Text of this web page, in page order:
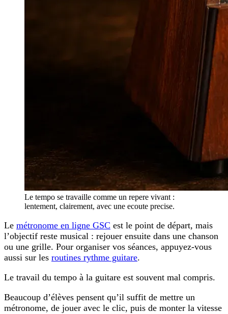
Le tempo se travaille comme un repere vivant :
lentement, clairement, avec une ecoute precise.
Le métronome en ligne GSC est le point de départ, mais
l’objectif reste musical : rejouer ensuite dans une chanson
ou une grille. Pour organiser vos séances, appuyez-vous
aussi sur les routines rythme guitare.
Le travail du tempo à la guitare est souvent mal compris.
Beaucoup d’élèves pensent qu’il suffit de mettre un
métronome, de jouer avec le clic, puis de monter la vitesse